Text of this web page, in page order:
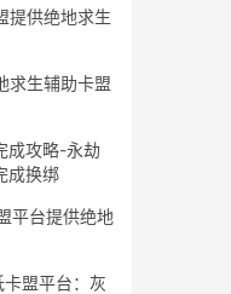
提供绝地求生
求生辅助卡盟
成攻略-永劫
成换绑
平台提供绝地
盟平台：灰